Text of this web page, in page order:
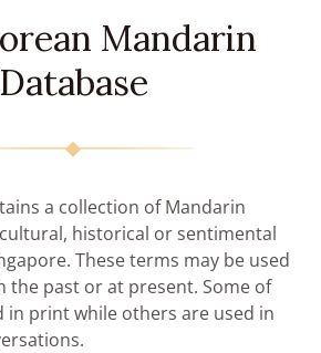
Mandarin
Database
a collection of Mandarin
historical or sentimental
These terms may be used
the past or at present. Some of
in print while others are used in